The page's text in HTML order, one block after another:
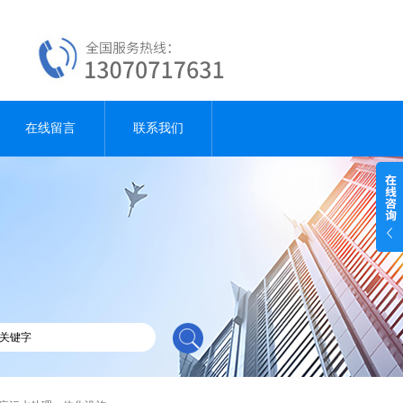
在线留言 联系我们